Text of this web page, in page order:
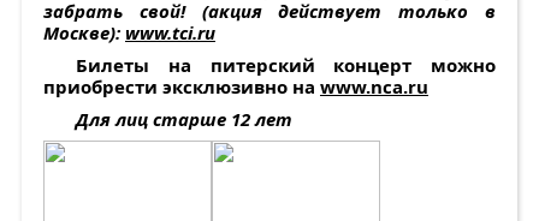
забрать свой! (акция действует только в
Москве): www.tci.ru
Билеты на питерский концерт можно
приобрести эксклюзивно на www.nca.ru
Для лиц старше 12 лет